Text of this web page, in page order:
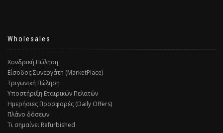
Wholesales
Χονδρική Πώληση
Είσοδος Συνεργάτη (MarketPlace)
Τριγωνική Πώληση
Υποστήριξη Εταιρικών Πελατών
Ημερήσιες Προσφορές (Daily Offers)
Πλάνο δόσεων
Τι σημαίνει Refurbished